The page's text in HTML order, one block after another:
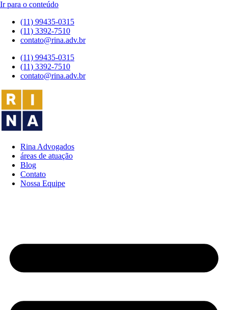
Ir para o conteúdo
(11) 99435-0315
(11) 3392-7510
contato@rina.adv.br
(11) 99435-0315
(11) 3392-7510
contato@rina.adv.br
Rina Advogados
áreas de atuação
Blog
Contato
Nossa Equipe